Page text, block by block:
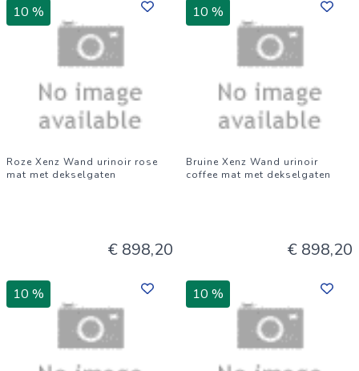
10 %
Roze Xenz Wand urinoir rose
mat met dekselgaten
€ 898,20
10 %
Bruine Xenz Wand urinoir
coffee mat met dekselgaten
€ 898,20
10 % 10 %